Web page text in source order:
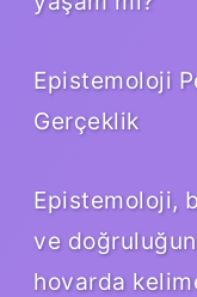
Epistemoloji
Gerçeklik
Epistemoloji,
ve
hovarda